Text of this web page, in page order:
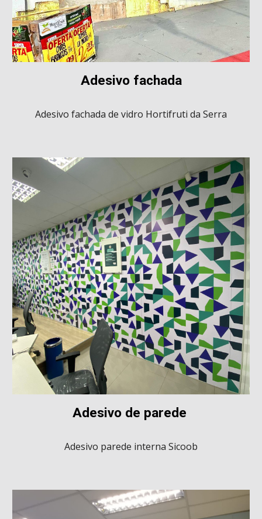
Adesivo fachada
Adesivo fachada de vidro Hortifruti da Serra
Adesivo de parede
Adesivo parede interna Sicoob